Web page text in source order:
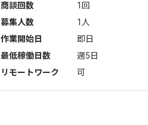
商談回数
1回
募集人数
1人
作業開始日
即日
最低稼働日数
週5日
リモートワーク
可